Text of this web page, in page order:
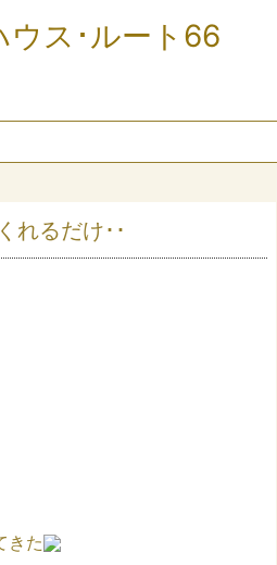
ウス･ルート66
れるだけ･･
きた